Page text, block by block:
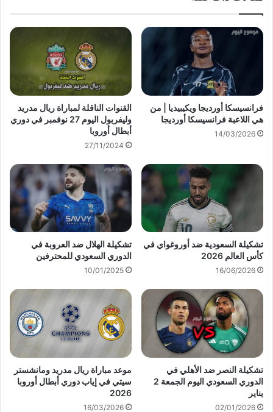
فرانسيسكا أورديجا ويكيبيديا | من
هي اللاعبة فرانسيسكا أورديجا
14/03/2026
القنوات الناقلة لمباراة ريال مدريد
وليفربول اليوم 27 نوفمبر في دوري
أبطال أوروبا
27/11/2024
تشكيلة السعودية ضد أوروغواي في
كأس العالم 2026
16/06/2026
تشكيلة الهلال ضد العروبة في
الدوري السعودي للمحترفين
10/01/2025
تشكيلة النصر ضد الأهلي في
الدوري السعودي اليوم الجمعة 2
يناير
02/01/2026
موعد مباراة ريال مدريد ومانشستر
سيتي في إياب دوري أبطال أوروبا
2026
16/03/2026